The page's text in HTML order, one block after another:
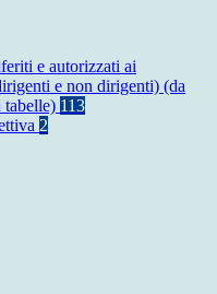
e autorizzati ai
e non dirigenti) (da
tabelle) 113
2